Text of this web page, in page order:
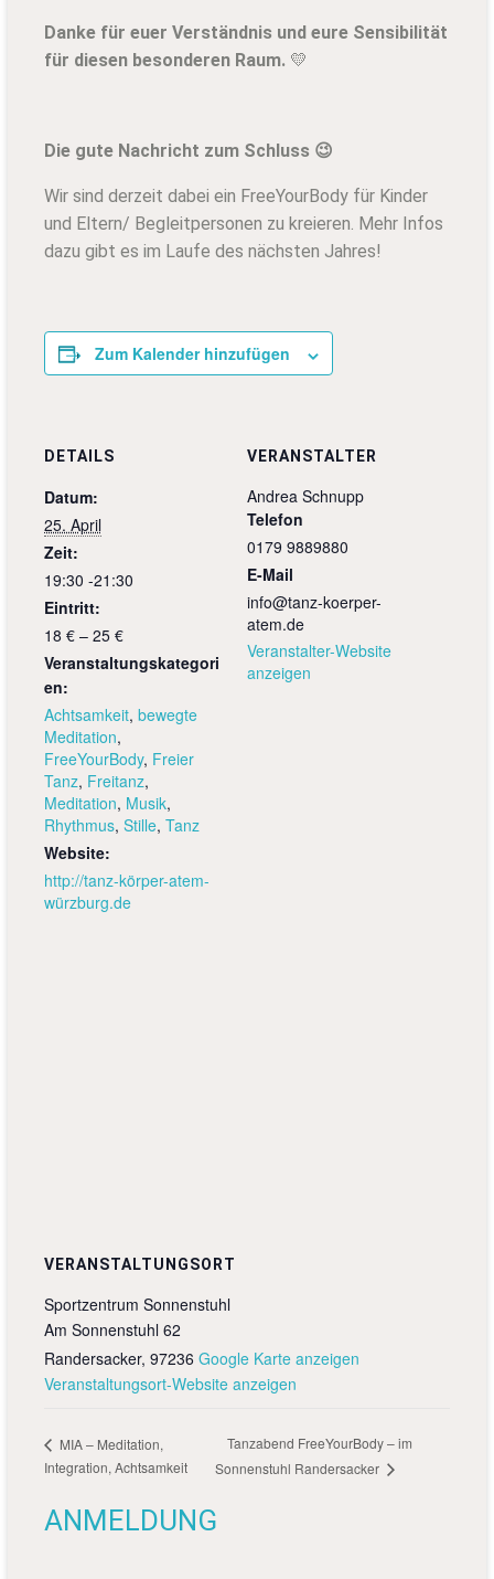
Danke für euer Verständnis und eure Sensibilität
für diesen besonderen Raum.💛
Die gute Nachricht zum Schluss 😉
Wir sind derzeit dabei ein FreeYourBody für Kinder
und Eltern/ Begleitpersonen zu kreieren. Mehr Infos
dazu gibt es im Laufe des nächsten Jahres!
Zum Kalender hinzufügen
DETAILS
Datum:
25. April
Zeit:
19:30 -21:30
Eintritt:
18 € – 25 €
Veranstaltungskategori
en:
Achtsamkeit, bewegte
Meditation,
FreeYourBody, Freier
Tanz, Freitanz,
Meditation, Musik,
Rhythmus, Stille, Tanz
Website:
http://tanz-körper-atem-
würzburg.de
VERANSTALTER
Andrea Schnupp
Telefon
0179 9889880
E-Mail
info@tanz-koerper-
atem.de
Veranstalter-Website
anzeigen
VERANSTALTUNGSORT
Sportzentrum Sonnenstuhl
Am Sonnenstuhl 62
Randersacker, 97236 Google Karte anzeigen
Veranstaltungsort-Website anzeigen
MIA – Meditation,
Integration, Achtsamkeit
Tanzabend FreeYourBody – im
Sonnenstuhl Randersacker
ANMELDUNG